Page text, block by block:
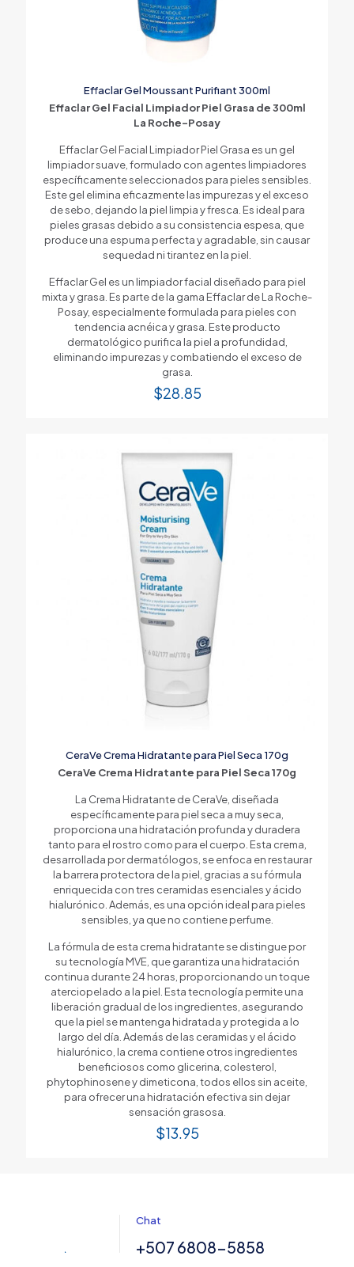
Effaclar Gel Moussant Purifiant 300ml
Effaclar Gel Facial Limpiador Piel Grasa de 300ml
La Roche-Posay
Effaclar Gel Facial Limpiador Piel Grasa es un gel
limpiador suave, formulado con agentes limpiadores
específicamente seleccionados para pieles sensibles.
Este gel elimina eficazmente las impurezas y el exceso
de sebo, dejando la piel limpia y fresca. Es ideal para
pieles grasas debido a su consistencia espesa, que
produce una espuma perfecta y agradable, sin causar
sequedad ni tirantez en la piel.
Effaclar Gel es un limpiador facial diseñado para piel
mixta y grasa. Es parte de la gama Effaclar de La Roche-
Posay, especialmente formulada para pieles con
tendencia acnéica y grasa. Este producto
dermatológico purifica la piel a profundidad,
eliminando impurezas y combatiendo el exceso de
grasa.
$28.85
CeraVe Crema Hidratante para Piel Seca 170g
CeraVe Crema Hidratante para Piel Seca 170g
La Crema Hidratante de CeraVe, diseñada
específicamente para piel seca a muy seca,
proporciona una hidratación profunda y duradera
tanto para el rostro como para el cuerpo. Esta crema,
desarrollada por dermatólogos, se enfoca en restaurar
la barrera protectora de la piel, gracias a su fórmula
enriquecida con tres ceramidas esenciales y ácido
hialurónico. Además, es una opción ideal para pieles
sensibles, ya que no contiene perfume.
La fórmula de esta crema hidratante se distingue por
su tecnología MVE, que garantiza una hidratación
continua durante 24 horas, proporcionando un toque
aterciopelado a la piel. Esta tecnología permite una
liberación gradual de los ingredientes, asegurando
que la piel se mantenga hidratada y protegida a lo
largo del día. Además de las ceramidas y el ácido
hialurónico, la crema contiene otros ingredientes
beneficiosos como glicerina, colesterol,
phytophinosene y dimeticona, todos ellos sin aceite,
para ofrecer una hidratación efectiva sin dejar
sensación grasosa.
$13.95
Chat
+507 6808-5858